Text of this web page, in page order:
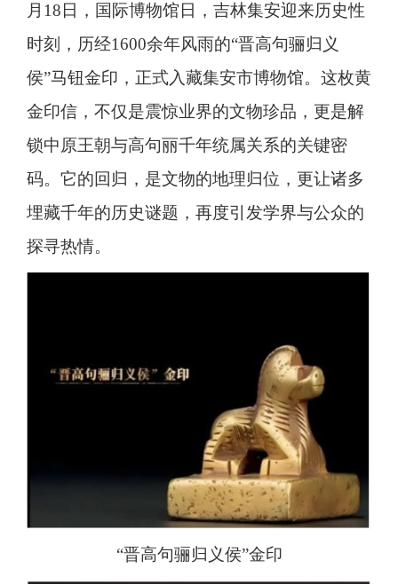
月18日，国际博物馆日，吉林集安迎来历史性
时刻，历经1600余年风雨的“晋高句骊归义
侯”马钮金印，正式入藏集安市博物馆。这枚黄
金印信，不仅是震惊业界的文物珍品，更是解
锁中原王朝与高句丽千年统属关系的关键密
码。它的回归，是文物的地理归位，更让诸多
埋藏千年的历史谜题，再度引发学界与公众的
探寻热情。
“晋高句骊归义侯”金印